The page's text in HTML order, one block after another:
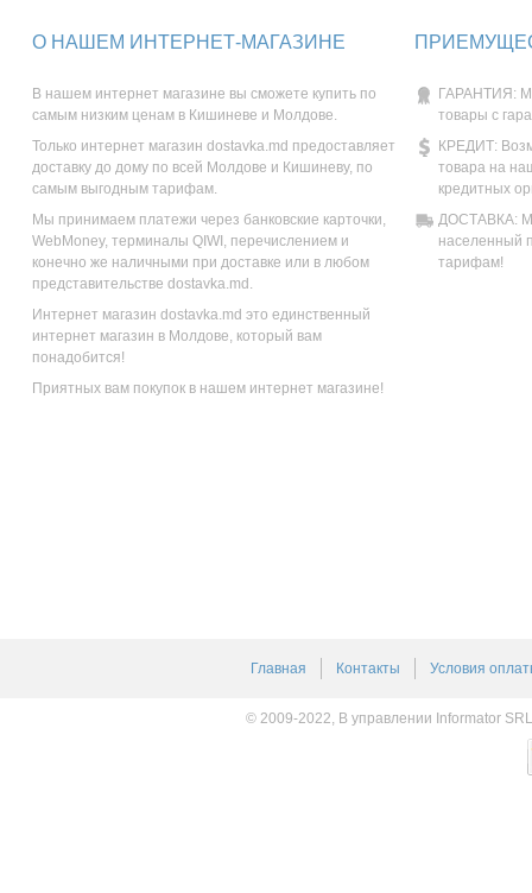
О НАШЕМ ИНТЕРНЕТ-МАГАЗИНЕ
В нашем интернет магазине вы сможете купить по
самым низким ценам в Кишиневе и Молдове.
Только интернет магазин dostavka.md предоставляет
доставку до дому по всей Молдове и Кишиневу, по
самым выгодным тарифам.
Мы принимаем платежи через банковские карточки,
WebMoney, терминалы QIWI, перечислением и
конечно же наличными при доставке или в любом
представительстве dostavka.md.
Интернет магазин dostavka.md это единственный
интернет магазин в Молдове, который вам
понадобится!
Приятных вам покупок в нашем интернет магазине!
ГАРАНТИЯ:
товары с
КРЕДИТ:
товара на
кредитных
ДОСТАВКА:
населенный
тарифам!
Главная Контакты Условия
© 2009-2022, В управлении Informator SRL